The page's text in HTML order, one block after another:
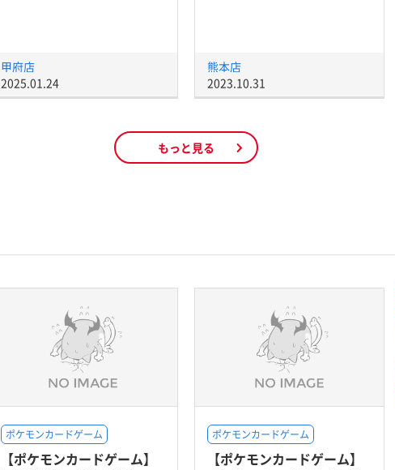
甲府店
2025.01.24
熊本店
2023.10.31
もっと見る
ポケモンカードゲーム
【ポケモンカードゲーム】
ポケモンカードゲーム
【ポケモンカードゲーム】